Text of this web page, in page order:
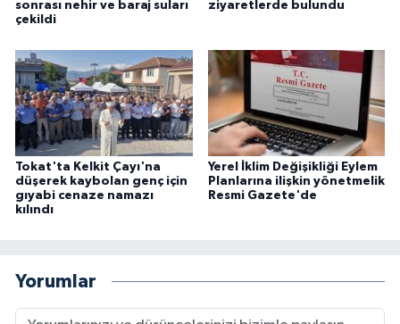
sonrası nehir ve baraj suları
çekildi
ziyaretlerde bulundu
Tokat'ta Kelkit Çayı'na
düşerek kaybolan genç için
gıyabi cenaze namazı
kılındı
Yerel İklim Değişikliği Eylem
Planlarına ilişkin yönetmelik
Resmi Gazete'de
Yorumlar